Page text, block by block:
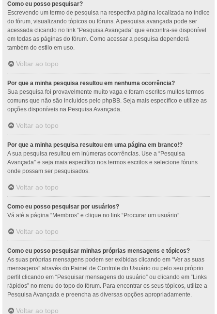
Como eu posso pesquisar?
Escrevendo um termo de pesquisa na respectiva página localizada no índice
do fórum, visualizando tópicos ou fóruns. A pesquisa avançada pode ser
acessada clicando no link “Pesquisa Avançada” que encontra-se disponível
em todas as páginas do fórum. Como acessar a pesquisa dependerá
também do estilo em uso.
Voltar ao topo
Por que a minha pesquisa resultou em nenhuma ocorrência?
Sua pesquisa foi provavelmente muito vaga e foram escritos muitos termos
comuns que não são incluídos pelo phpBB. Seja mais específico e utilize as
opções disponíveis na Pesquisa Avançada.
Voltar ao topo
Por que a minha pesquisa resultou em uma página em branco!?
A sua pesquisa resultou em inúmeras ocorrências. Use a “Pesquisa
Avançada” e seja mais específico nos termos escritos e selecione fóruns
onde possam ser pesquisados.
Voltar ao topo
Como eu posso pesquisar por usuários?
Vá até a página “Membros” e clique no link “Procurar um usuário”.
Voltar ao topo
Como eu posso pesquisar minhas próprias mensagens e tópicos?
As suas próprias mensagens podem ser exibidas clicando em “Ver as suas
mensagens” através do Painel de Controle do Usuário ou pelo seu próprio
perfil clicando em “Pesquisar mensagens do usuário” ou clicando em “Links
rápidos” no menu do topo do fórum. Para encontrar os seus tópicos, utilize a
Pesquisa Avançada e preencha as diversas opções apropriadamente.
Voltar ao topo